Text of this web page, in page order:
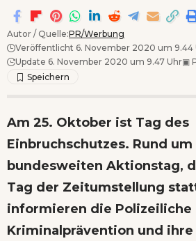
Autor / Quelle:PR/Werbung
Veröffentlicht 6. November 2020 um 9.44
Update 6. November 2020 um 9.47 Uhr▣
Am 25. Oktober ist Tag des
Einbruchschutzes. Rund um
bundesweiten Aktionstag,
Tag der Zeitumstellung
informieren die Polizeiliche
Kriminalprävention und